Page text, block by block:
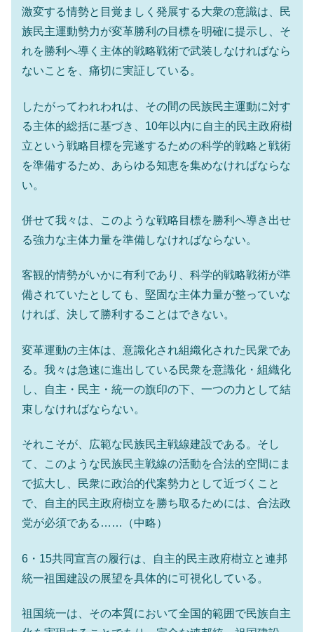
激変する情勢と目覚ましく発展する大衆の意識は、民
族民主運動勢力が変革勝利の目標を明確に提示し、そ
れを勝利へ導く主体的戦略戦術で武装しなければなら
ないことを、痛切に実証している。
したがってわれわれは、その間の民族民主運動に対す
る主体的総括に基づき、10年以内に自主的民主政府樹
立という戦略目標を完遂するための科学的戦略と戦術
を準備するため、あらゆる知恵を集めなければならな
い。
併せて我々は、このような戦略目標を勝利へ導き出せ
る強力な主体力量を準備しなければならない。
客観的情勢がいかに有利であり、科学的戦略戦術が準
備されていたとしても、堅固な主体力量が整っていな
ければ、決して勝利することはできない。
変革運動の主体は、意識化され組織化された民衆であ
る。我々は急速に進出している民衆を意識化・組織化
し、自主・民主・統一の旗印の下、一つの力として結
束しなければならない。
それこそが、広範な民族民主戦線建設である。そし
て、このような民族民主戦線の活動を合法的空間にま
で拡大し、民衆に政治的代案勢力として近づくこと
で、自主的民主政府樹立を勝ち取るためには、合法政
党が必須である……（中略）
6・15共同宣言の履行は、自主的民主政府樹立と連邦
統一祖国建設の展望を具体的に可視化している。
祖国統一は、その本質において全国的範囲で民族自主